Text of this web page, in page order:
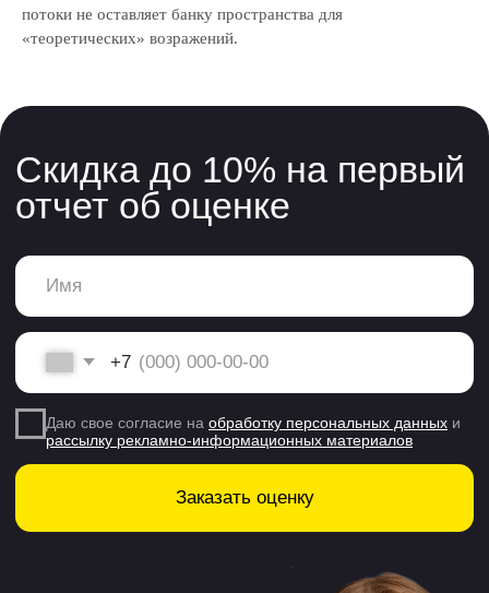
потоки не оставляет банку пространства для
«теоретических» возражений.